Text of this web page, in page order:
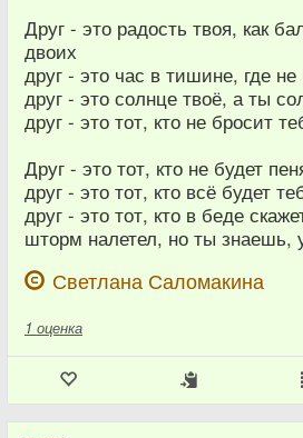
Друг - это радость твоя, как
двоих
друг - это час в тишине, где не
друг - это солнце твоё, а ты
друг - это тот, кто не бросит
Друг - это тот, кто не будет
друг - это тот, кто всё будет
друг - это тот, кто в беде
шторм налетел, но ты знаешь,
Светлана Саломакина
1 оценка